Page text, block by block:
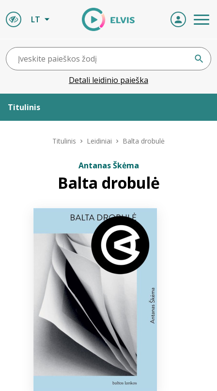
LT
Detali leidinio paieška
Titulinis
ELVIS atvyksta
Bibliotekoms
+370 667 80 541
info@elvislab.lt
Titulinis Leidiniai Balta drobulė
Antanas Škėma
Balta drobulė